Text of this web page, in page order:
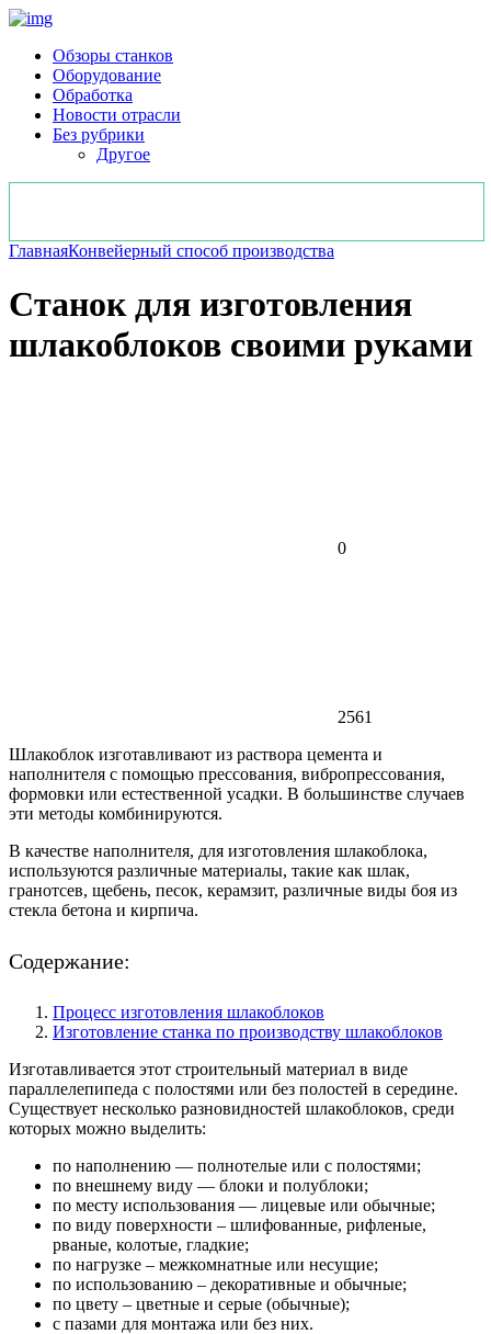
Обзоры станков
Оборудование
Обработка
Новости отрасли
Без рубрики
Другое
ГлавнаяКонвейерный способ производства
Станок для изготовления
шлакоблоков своими руками
0
2561
Шлакоблок изготавливают из раствора цемента и
наполнителя с помощью прессования, вибропрессования,
формовки или естественной усадки. В большинстве случаев
эти методы комбинируются.
В качестве наполнителя, для изготовления шлакоблока,
используются различные материалы, такие как шлак,
гранотсев, щебень, песок, керамзит, различные виды боя из
стекла бетона и кирпича.
Содержание:
Процесс изготовления шлакоблоков
Изготовление станка по производству шлакоблоков
Изготавливается этот строительный материал в виде
параллелепипеда с полостями или без полостей в середине.
Существует несколько разновидностей шлакоблоков, среди
которых можно выделить:
по наполнению — полнотелые или с полостями;
по внешнему виду — блоки и полублоки;
по месту использования — лицевые или обычные;
по виду поверхности – шлифованные, рифленые,
рваные, колотые, гладкие;
по нагрузке – межкомнатные или несущие;
по использованию – декоративные и обычные;
по цвету – цветные и серые (обычные);
с пазами для монтажа или без них.